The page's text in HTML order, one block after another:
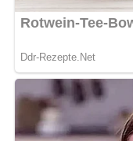
Zucker weglassen.
Weißbrot zu
Rezepttipps:Du
weiterem Gemüse
anreichern. Für